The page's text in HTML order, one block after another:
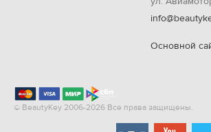
Основной
© BeautyKey 2006-2026 Все права защищены.